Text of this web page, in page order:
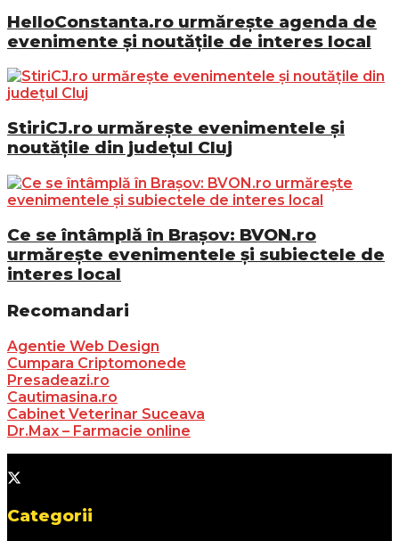
HelloConstanta.ro urmărește agenda de
evenimente și noutățile de interes local
StiriCJ.ro urmărește evenimentele și
noutățile din județul Cluj
Ce se întâmplă în Brașov: BVON.ro
urmărește evenimentele și subiectele de
interes local
Recomandari
Agentie Web Design
Cumpara Criptomonede
Presadeazi.ro
Cautimasina.ro
Cabinet Veterinar Suceava
Dr.Max – Farmacie online
Categorii